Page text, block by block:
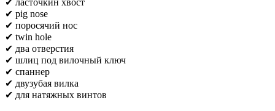
✔ ласточкин хвост
✔ pig nose
✔ поросячий нос
✔ twin hole
✔ два отверстия
✔ шлиц под вилочный ключ
✔ спаннер
✔ двузубая вилка
✔ для натяжных винтов